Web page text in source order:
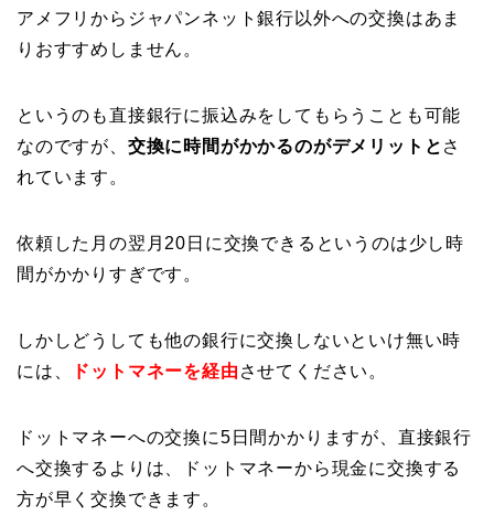
アメフリからジャパンネット銀行以外への交換はあま
りおすすめしません。
というのも直接銀行に振込みをしてもらうことも可能
なのですが、 交換に時間がかかるのがデメリットと さ
れています。
依頼した月の翌月20日に交換できるというのは少し時
間がかかりすぎです。
しかしどうしても他の銀行に交換しないといけ無い時
には、
ドットマネーを経由 させてください。
ドットマネーへの交換に5日間かかりますが、直接銀行
へ交換するよりは、ドットマネーから現金に交換する
方が早く交換できます。